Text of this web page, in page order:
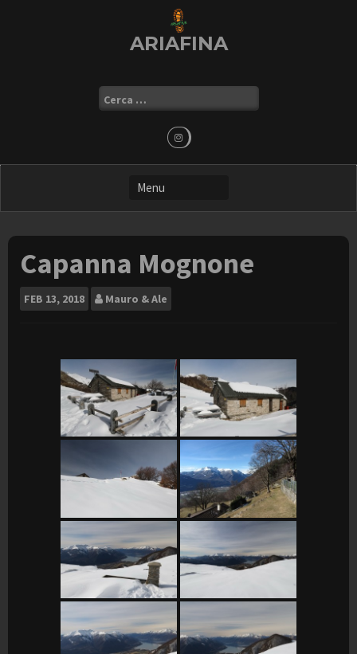
ARIAFINA
Ricerca
per:
Capanna Mognone
FEB 13, 2018 Mauro & Ale